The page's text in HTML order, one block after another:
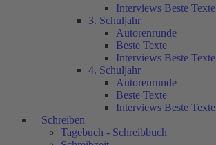
Interviews Beste Texte
3. Schuljahr
Autorenrunde
Beste Texte
Interviews Beste Texte
4. Schuljahr
Autorenrunde
Beste Texte
Interviews Beste Texte
Schreiben
Tagebuch - Schreibbuch